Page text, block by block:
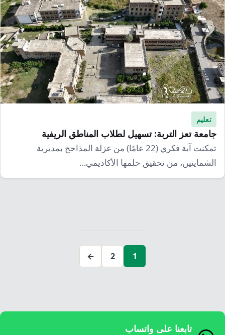
تعليم
جامعة تعز التربة: تسهيل لطلاب المناطق الريفية
تمكنت آية فكري (22 عامًا) من عزلة المذاحج بمديرية
الشمايتين، من تحقيق حلمها الأكاديمي…
تعدد
صفحات
1
2
←
تابعنا على واتساب